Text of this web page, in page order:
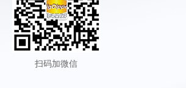
扫码加微信